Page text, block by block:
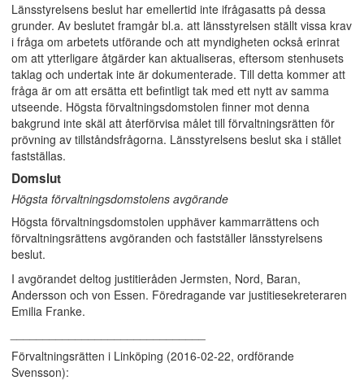
Länsstyrelsens beslut har emellertid inte ifrågasatts på dessa
grunder. Av beslutet framgår bl.a. att länsstyrelsen ställt vissa krav
i fråga om arbetets utförande och att myndigheten också erinrat
om att ytterligare åtgärder kan aktualiseras, eftersom stenhusets
taklag och undertak inte är dokumenterade. Till detta kommer att
fråga är om att ersätta ett befintligt tak med ett nytt av samma
utseende. Högsta förvaltningsdomstolen finner mot denna
bakgrund inte skäl att återförvisa målet till förvaltningsrätten för
prövning av tillståndsfrågorna. Länsstyrelsens beslut ska i stället
fastställas.
Domslut
Högsta förvaltningsdomstolens avgörande
Högsta förvaltningsdomstolen upphäver kammarrättens och
förvaltningsrättens avgöranden och fastställer länsstyrelsens
beslut.
I avgörandet deltog justitieråden Jermsten, Nord, Baran,
Andersson och von Essen. Föredragande var justitiesekreteraren
Emilia Franke.
Förvaltningsrätten i Linköping (2016-02-22, ordförande
Svensson):